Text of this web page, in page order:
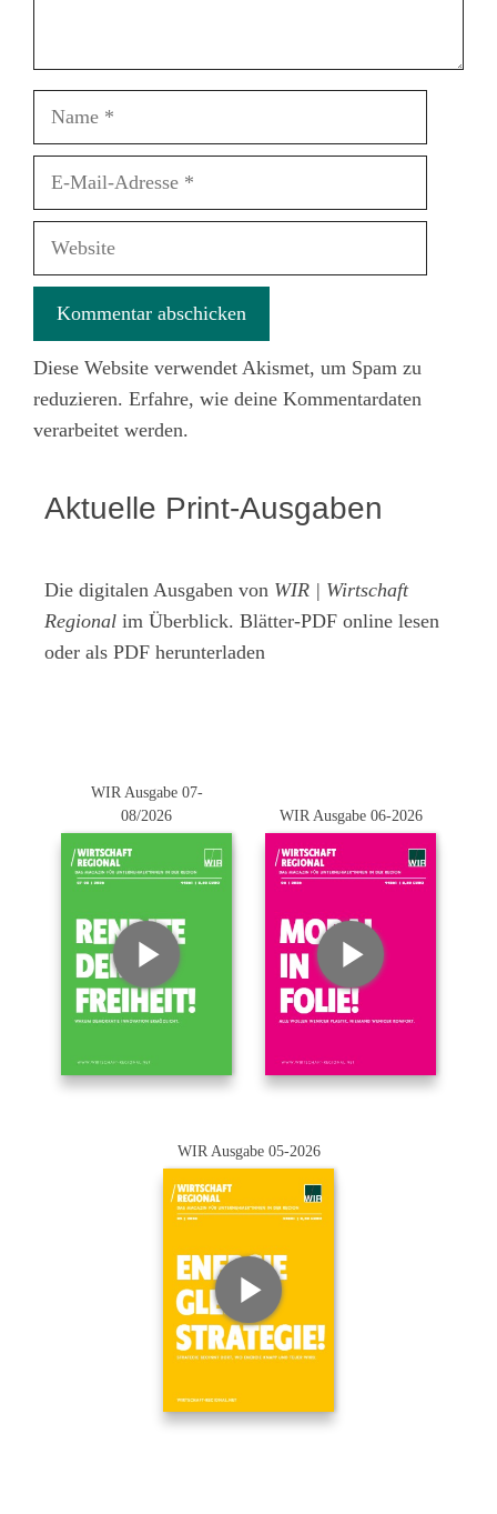
Diese Website verwendet Akismet, um Spam zu
reduzieren. Erfahre, wie deine Kommentardaten
verarbeitet werden.
Aktuelle Print-Ausgaben
Die digitalen Ausgaben von WIR | Wirtschaft
Regional im Überblick. Blätter-PDF online lesen
oder als PDF herunterladen
WIR Ausgabe 07-
08/2026
WIR Ausgabe 06-2026
WIR Ausgabe 05-2026